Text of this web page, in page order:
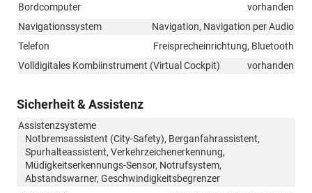
Bordcomputer
vorhanden
Navigationssystem
Navigation, Navigation per Audio
Telefon
Freisprecheinrichtung, Bluetooth
Volldigitales Kombiinstrument (Virtual Cockpit)
vorhanden
Sicherheit & Assistenz
Assistenzsysteme
Notbremsassistent (City-Safety), Berganfahrassistent,
Spurhalteassistent, Verkehrzeichenerkennung,
Müdigkeitserkennungs-Sensor, Notrufsystem,
Abstandswarner, Geschwindigkeitsbegrenzer